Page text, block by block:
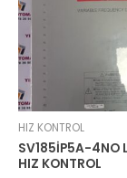
HIZ KONTROL
SV185İP5A-4NO
HIZ KONTROL